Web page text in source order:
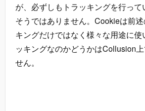
が、必ずしもトラッキングを行って
そうではありません。Cookieは前
キングだけではなく様々な用途に使
ッキングなのかどうかはCollusion
せん。